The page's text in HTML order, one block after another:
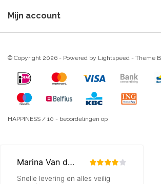
Mijn account
© Copyright 2026 - Powered by Lightspeed - Theme
HAPPINESS / 10 - beoordelingen op